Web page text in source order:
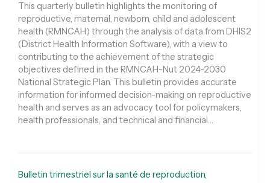
This quarterly bulletin highlights the monitoring of
reproductive, maternal, newborn, child and adolescent
health (RMNCAH) through the analysis of data from DHIS2
(District Health Information Software), with a view to
contributing to the achievement of the strategic
objectives defined in the RMNCAH-Nut 2024-2030
National Strategic Plan. This bulletin provides accurate
information for informed decision-making on reproductive
health and serves as an advocacy tool for policymakers,
health professionals, and technical and financial…
Bulletin trimestriel sur la santé de reproduction,